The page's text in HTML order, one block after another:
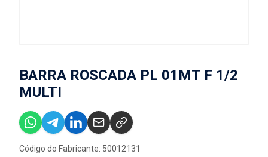
BARRA ROSCADA PL 01MT F 1/2
MULTI
Código do Fabricante: 50012131